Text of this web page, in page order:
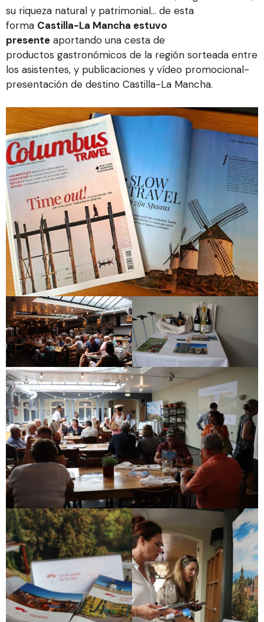
su riqueza natural y patrimonial… de esta
forma Castilla-La Mancha estuvo
presente aportando una cesta de
productos gastronómicos de la región sorteada entre
los asistentes, y publicaciones y vídeo promocional-
presentación de destino Castilla-La Mancha.